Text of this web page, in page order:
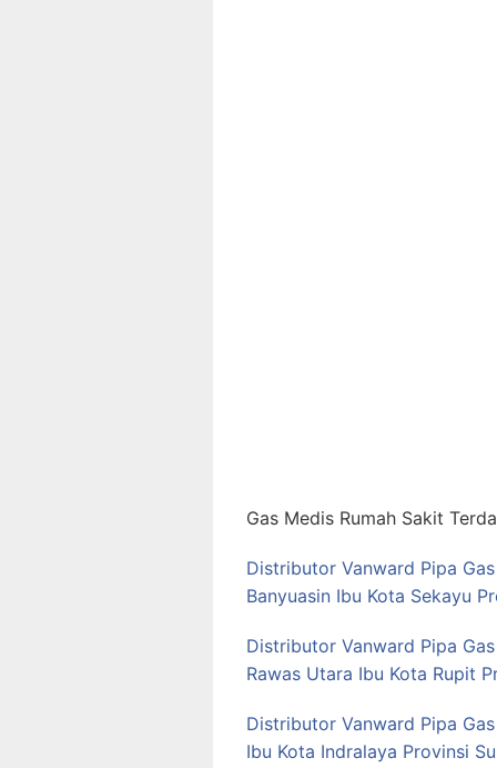
Gas Medis Rumah Sakit
Distributor Vanward Pipa
Banyuasin Ibu Kota Sekayu
Distributor Vanward Pipa
Rawas Utara Ibu Kota Rupit
Distributor Vanward Pipa
Ibu Kota Indralaya Provinsi